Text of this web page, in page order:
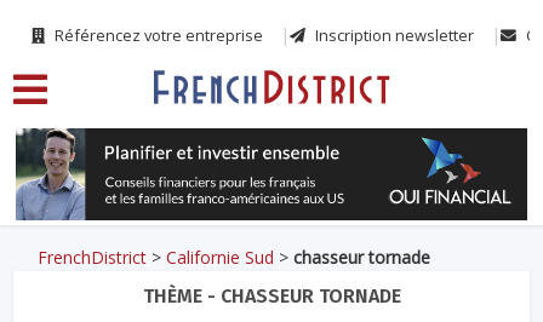
Référencez votre entreprise Inscription newsletter
FrenchDistrict >Californie Sud >chasseur tornade
THÈME - CHASSEUR TORNADE